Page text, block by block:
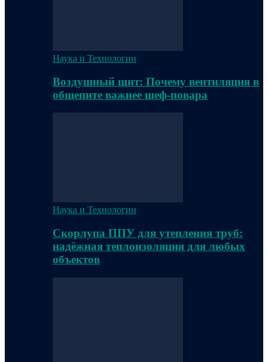
Наука и Технологии
Воздушный щит: Почему вентиляция в
общепите важнее шеф-повара
Наука и Технологии
Скорлупа ППУ для утепления труб:
надёжная теплоизоляция для любых
объектов